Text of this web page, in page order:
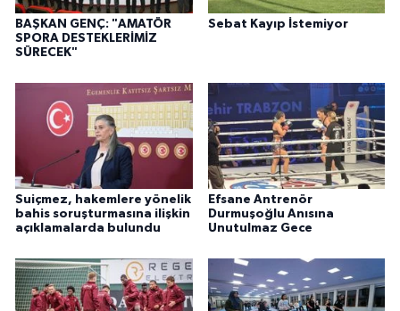
BAŞKAN GENÇ: "AMATÖR
SPORA DESTEKLERİMİZ
SÜRECEK"
Sebat Kayıp İstemiyor
Suiçmez, hakemlere yönelik
bahis soruşturmasına ilişkin
açıklamalarda bulundu
Efsane Antrenör
Durmuşoğlu Anısına
Unutulmaz Gece